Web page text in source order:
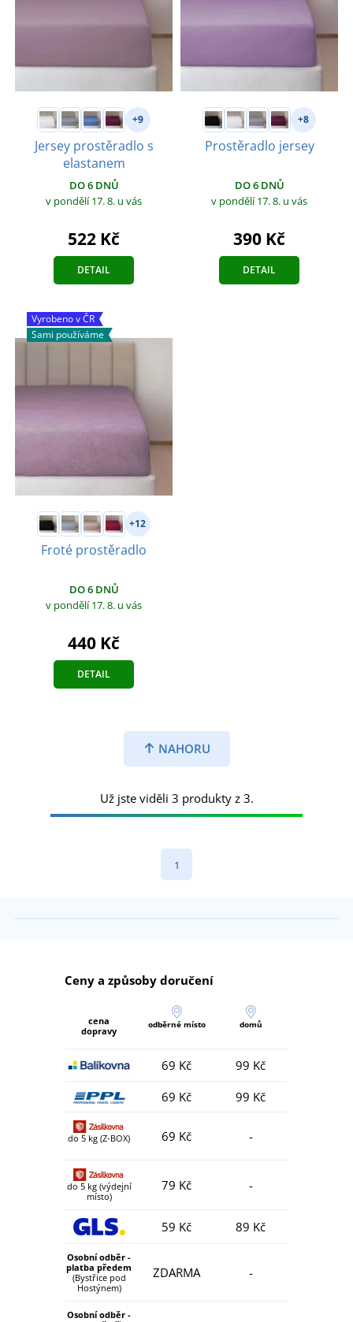
+9
Jersey prostěradlo s
elastanem
DO 6 DNŮ
v pondělí 17. 8. u vás
522 Kč
DETAIL
+8
Prostěradlo jersey
DO 6 DNŮ
v pondělí 17. 8. u vás
390 Kč
DETAIL
Vyrobeno v ČR
Sami používáme
+12
Froté prostěradlo
DO 6 DNŮ
v pondělí 17. 8. u vás
440 Kč
DETAIL
NAHORU
Už jste viděli 3 produkty z 3.
1
Ceny a způsoby doručení
cena
dopravy
odběrné místo domů
69 Kč
99 Kč
69 Kč
99 Kč
do 5 kg (Z-BOX) 69 Kč -
do 5 kg (výdejní
místo)
79 Kč -
59 Kč 89 Kč
Osobní odběr -
platba předem
(Bystřice pod
Hostýnem)
ZDARMA -
Osobní odběr -